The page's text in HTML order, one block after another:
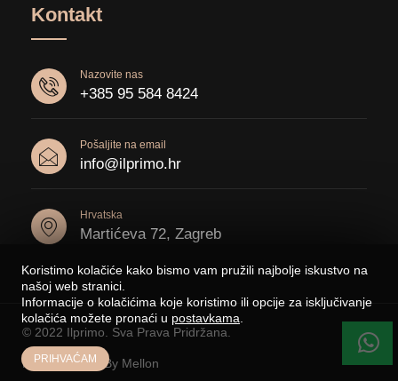
Kontakt
Nazovite nas
+385 95 584 8424
Pošaljite na email
info@ilprimo.hr
Hrvatska
Martićeva 72, Zagreb
© 2022 Ilprimo. Sva Prava Pridržana.
Made With By Mellon
Koristimo kolačiće kako bismo vam pružili najbolje iskustvo na
našoj web stranici.
Informacije o kolačićima koje koristimo ili opcije za isključivanje
kolačića možete pronaći u postavkama
PRIHVAĆAM